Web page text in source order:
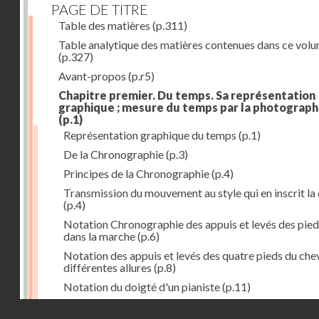
PAGE DE TITRE
Table des matières (p.311)
Table analytique des matières contenues dans ce
(p.327)
Avant-propos (p.r5)
Chapitre premier. Du temps. Sa représentation
graphique ; mesure du temps par la
(p.1)
Représentation graphique du temps (p.1)
De la Chronographie(p.3)
Principes de la Chronographie(p.4)
Transmission du mouvement au style qui en inscrit la
(p.4)
Notation Chronographie des appuis et levés des
dans la marche(p.6)
Notation des appuis et levés des quatre pieds du
différentes allures (p.8)
Notation du doigté d'un pianiste(p.11)